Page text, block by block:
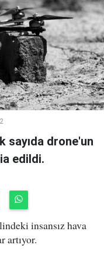
sayıda drone'un
edildi.
insansız hava
artıyor.